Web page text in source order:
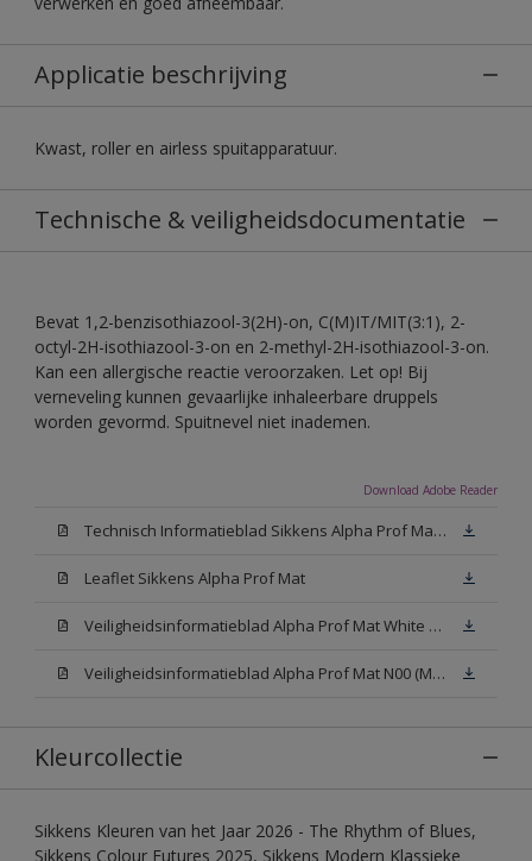
Applicatie beschrijving
Kwast, roller en airless spuitapparatuur.
Technische & veiligheidsdocumentatie
Bevat 1,2-benzisothiazool-3(2H)-on, C(M)IT/MIT(3:1), 2-
octyl-2H-isothiazool-3-on en 2-methyl-2H-isothiazool-3-on.
Kan een allergische reactie veroorzaken. Let op! Bij
verneveling kunnen gevaarlijke inhaleerbare druppels
worden gevormd. Spuitnevel niet inademen.
Download Adobe Reader
Technisch Informatieblad Sikkens Alpha Prof Mat(PDF)
Leaflet Sikkens Alpha Prof Mat
Veiligheidsinformatieblad Alpha Prof Mat White W05 (MSDS)
Veiligheidsinformatieblad Alpha Prof Mat N00 (MSDS)
Kleurcollectie
Sikkens Kleuren van het Jaar 2026 - The Rhythm of Blues,
Sikkens Colour Futures 2025, Sikkens Modern Klassieke